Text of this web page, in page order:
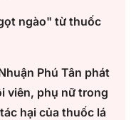
ngào" từ thuốc
Phú Tân phát
viên, phụ nữ trong
hại của thuốc lá